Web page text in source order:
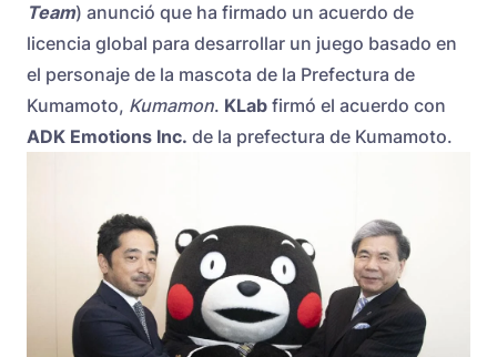
Team) anunció que ha firmado un acuerdo de
licencia global para desarrollar un juego basado en
el personaje de la mascota de la Prefectura de
Kumamoto, Kumamon. KLab firmó el acuerdo con
ADK Emotions Inc. de la prefectura de Kumamoto.